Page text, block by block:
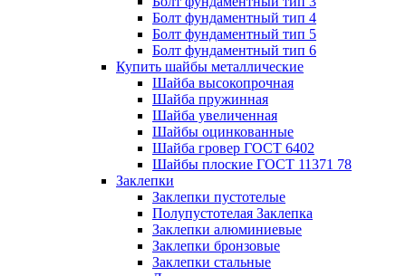
Болт фундаментный тип 4
Болт фундаментный тип 5
Болт фундаментный тип 6
Купить шайбы металлические
Шайба высокопрочная
Шайба пружинная
Шайба увеличенная
Шайбы оцинкованные
Шайба гровер ГОСТ 6402
Шайбы плоские ГОСТ 11371 78
Заклепки
Заклепки пустотелые
Полупустотелая Заклепка
Заклепки алюминиевые
Заклепки бронзовые
Заклепки стальные